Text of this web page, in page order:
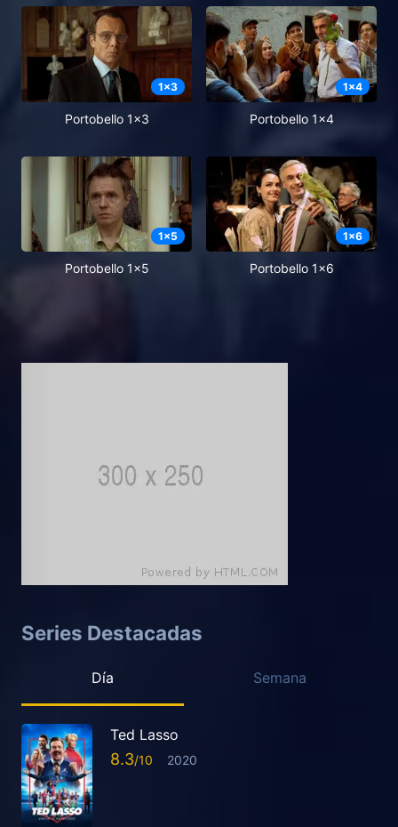
1x3
Portobello 1x3
1x4
Portobello 1x4
1x5
Portobello 1x5
1x6
Portobello 1x6
Series Destacadas
Día Semana
Ted Lasso
8.3 2020